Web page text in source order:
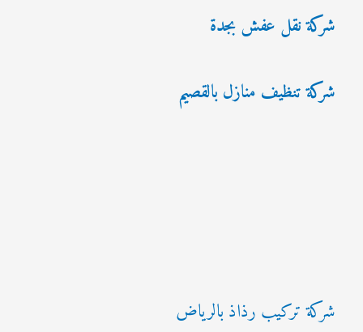
شركة نقل عفش بجدة
شركة تنظيف منازل بالقصيم
شركة تركيب رذاذ بالرياض